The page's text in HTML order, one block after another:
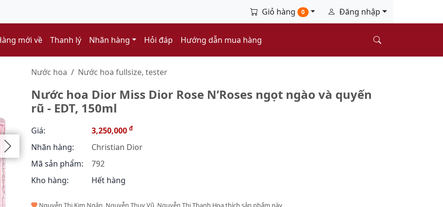
Giỏ hàng 0 Đăng nhập
mới về Thanh lý Nhãn hàng Hỏi đáp Hướng dẫn mua hàng
Nước hoa Nước hoa fullsize, tester
Nước hoa Dior Miss Dior Rose N’Roses ngọt ngào và quyến
rũ - EDT, 150ml
Giá: 3,250,000 đ
Nhãn hàng:
Christian Dior
Mã sản phẩm:
792
Kho hàng:
Hết hàng
Nguyễn Thị Kim Ngân, Nguyễn Thuỵ Vũ, Nguyễn Thị Thanh Hoa thích sản phẩm này